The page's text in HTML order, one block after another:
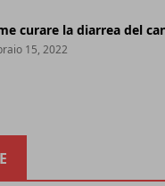
curare la diarrea del
15, 2022